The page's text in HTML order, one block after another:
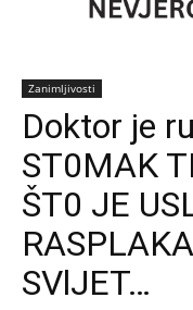
Zanimljivosti
Doktor je
ST0MAK
ŠT0 JE
SVlJET…